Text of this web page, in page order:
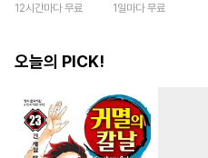
12시간마다 무료
1일마다 무료
오늘의 PICK!